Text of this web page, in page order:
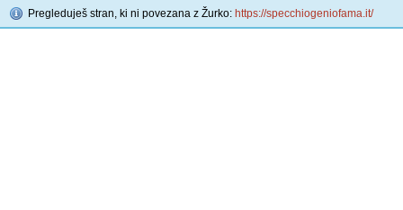
Pregleduješ stran, ki ni povezana z Žurko: https://specchiogeniofama.it/